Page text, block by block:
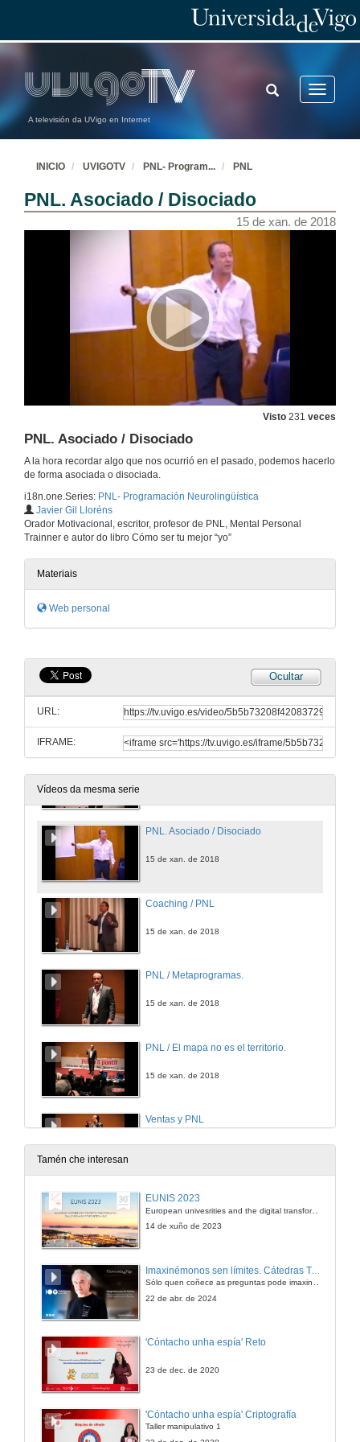
A televisión da UVigo en Internet
Toggle
TOGGLE
SEARCH
INICIO UVIGOTV PNL- Program... PNL
PNL. Asociado / Disociado
15 de xan. de 2018
Visto 231 veces
PNL. Asociado / Disociado
A la hora recordar algo que nos ocurrió en el pasado, podemos hacerlo
de forma asociada o disociada.
i18n.one.Series: PNL- Programación Neurolingüística
Javier Gil Lloréns
Orador Motivacional, escritor, profesor de PNL, Mental Personal
Trainner e autor do libro Cómo ser tu mejor “yo”
Materiais
Web personal
Ocultar
URL:
IFRAME:
Vídeos da mesma serie
Mente y momento presente
15 de xan. de 2018
Inicios de la PNL
PNL. Asociado / Disociado
15 de xan. de 2018
Coaching / PNL
15 de xan. de 2018
PNL / Metaprogramas.
15 de xan. de 2018
PNL / El mapa no es el territorio.
15 de xan. de 2018
Ventas y PNL
15 de xan. de 2018
Mindfullnes / Aquí y Ahora
Tamén che interesan
EUNIS 2023
European univesrities and the digital transformation: challenges and opportunities ahead
14 de xuño de 2023
Imaxinémonos sen límites. Cátedras Telefónica
Sólo quen coñece as preguntas pode imaxinar novas respostas
22 de abr. de 2024
'Cóntacho unha espía' Reto
23 de dec. de 2020
'Cóntacho unha espía' Criptografía
Taller manipulativo 1